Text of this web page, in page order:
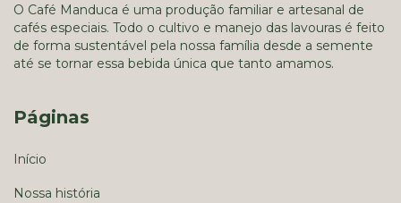
O Café Manduca é uma produção familiar e artesanal de
cafés especiais. Todo o cultivo e manejo das lavouras é feito
de forma sustentável pela nossa família desde a semente
até se tornar essa bebida única que tanto amamos.
Páginas
Início
Nossa história